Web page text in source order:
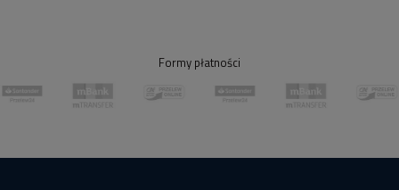
Formy płatności